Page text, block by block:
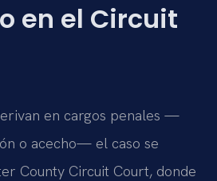
en el Circuit
en cargos penales —
o acecho— el caso se
County Circuit Court, donde